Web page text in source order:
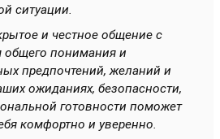
ситуации.
и честное общение с
общего понимания и
предпочтений, желаний и
ожиданиях, безопасности,
готовности поможет
комфортно и уверенно.